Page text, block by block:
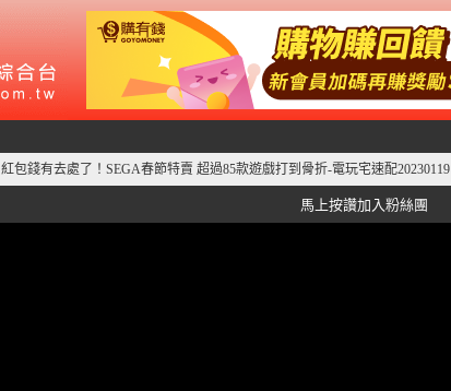
紅包錢有去處了！SEGA春節特賣 超過85款遊戲打到骨折-電玩宅速配20230119
馬上按讚加入粉絲團